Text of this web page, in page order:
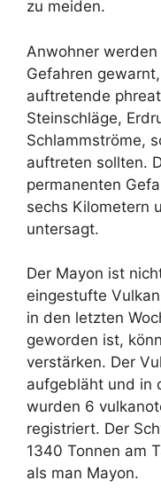
zu meiden.
Anwohner
Gefahren
auftretende
Steinschläge,
Schlammströme,
auftreten sollten.
permanenten
sechs Kilometern
untersagt.
Der Mayon ist
eingestufte
in den letzten
geworden ist,
verstärken. Der
aufgebläht und in
wurden 6
registriert. Der
1340 Tonnen am
als man Mayon.